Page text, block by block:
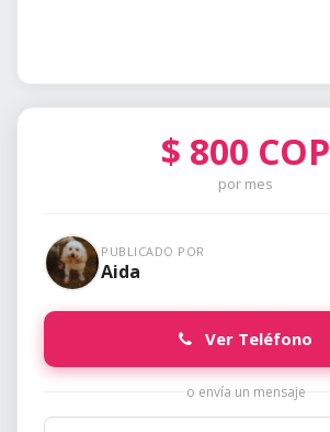
$ 800 COP
por mes
PUBLICADO POR
Aida
Ver Teléfono
o envía un mensaje